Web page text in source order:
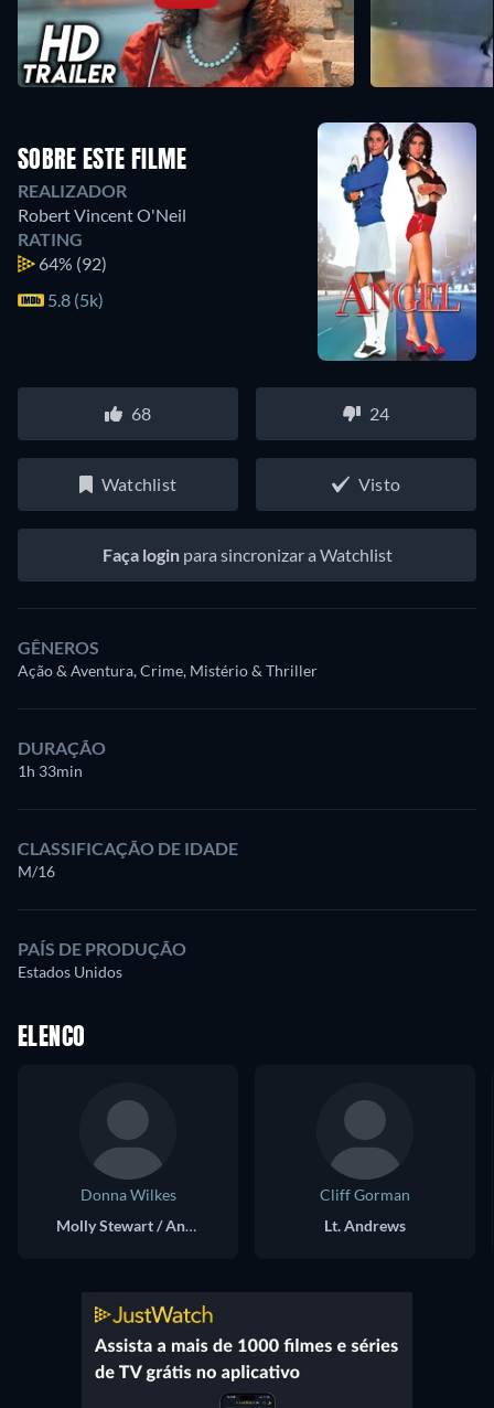
SOBRE ESTE FILME
REALIZADOR
Robert Vincent O'Neil
RATING
64% (92)
5.8 (5k)
68 24
Watchlist Visto
Faça loginpara sincronizar a Watchlist
GÊNEROS
Ação & Aventura, Crime, Mistério & Thriller
DURAÇÃO
1h 33min
CLASSIFICAÇÃO DE IDADE
M/16
PAÍS DE PRODUÇÃO
Estados Unidos
ELENCO
Donna Wilkes
Molly Stewart / Angel
Cliff Gorman
Lt. Andrews